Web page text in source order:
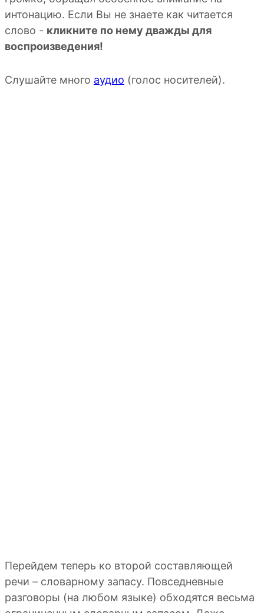
интонацию. Если Вы не знаете как читается
слово - кликните по нему дважды для
воспроизведения!
Слушайте много аудио (голос носителей).
Перейдем теперь ко второй составляющей
речи – словарному запасу. Повседневные
разговоры (на любом языке) обходятся весьма